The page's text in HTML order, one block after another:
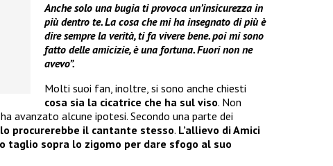
Anche solo una bugia ti provoca un’insicurezza in
più dentro te. La cosa che mi ha insegnato di più è
dire sempre la verità, ti fa vivere bene. poi mi sono
fatto delle amicizie, è una fortuna. Fuori non ne
avevo”.
Molti suoi fan, inoltre, si sono anche chiesti
cosa sia la cicatrice che ha sul viso. Non
avanzato alcune ipotesi. Secondo una parte dei
procurerebbe il cantante stesso. L’allievo di Amici
taglio sopra lo zigomo per dare sfogo al suo